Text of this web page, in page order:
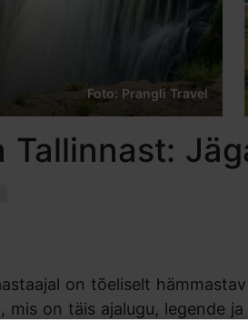
Foto: Prangli Travel
Tallinnast:
on tõeliselt
on täis ajalugu, legende